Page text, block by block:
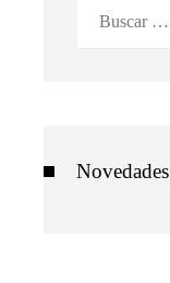
Novedades